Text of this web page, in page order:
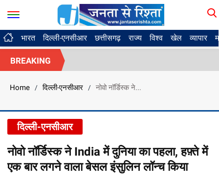
भारत दिल्ली-एनसीआर छत्तीसगढ़ राज्य विश्व खेल व्यापार
BREAKING
Home / दिल्ली-एनसीआर / नोवो नॉर्डिस्क ने...
दिल्ली-एनसीआर
नोवो नॉर्डिस्क ने India में दुनिया का पहला, हफ़्ते में
एक बार लगने वाला बेसल इंसुलिन लॉन्च किया